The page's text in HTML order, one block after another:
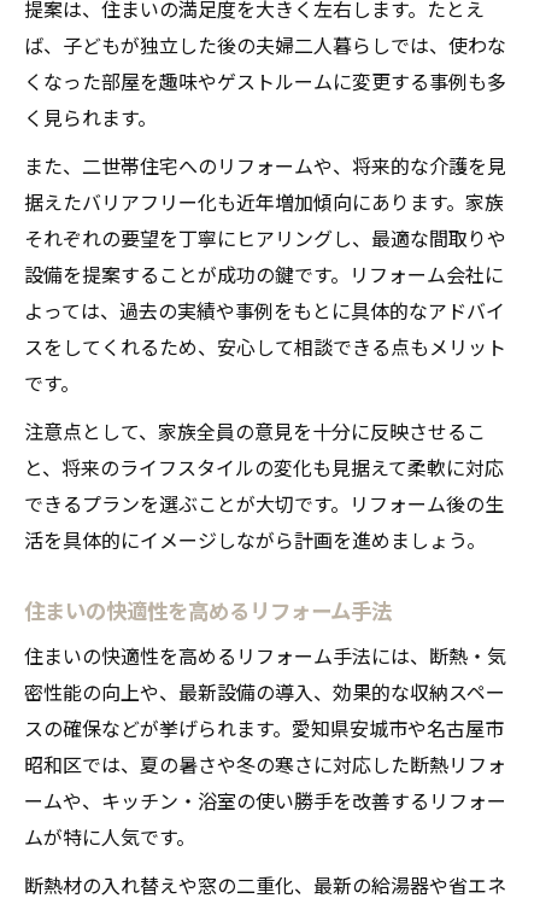
提案は、住まいの満足度を大きく左右します。たとえ
ば、子どもが独立した後の夫婦二人暮らしでは、使わな
くなった部屋を趣味やゲストルームに変更する事例も多
く見られます。
また、二世帯住宅へのリフォームや、将来的な介護を見
据えたバリアフリー化も近年増加傾向にあります。家族
それぞれの要望を丁寧にヒアリングし、最適な間取りや
設備を提案することが成功の鍵です。リフォーム会社に
よっては、過去の実績や事例をもとに具体的なアドバイ
スをしてくれるため、安心して相談できる点もメリット
です。
注意点として、家族全員の意見を十分に反映させるこ
と、将来のライフスタイルの変化も見据えて柔軟に対応
できるプランを選ぶことが大切です。リフォーム後の生
活を具体的にイメージしながら計画を進めましょう。
住まいの快適性を高めるリフォーム手法
住まいの快適性を高めるリフォーム手法には、断熱・気
密性能の向上や、最新設備の導入、効果的な収納スペー
スの確保などが挙げられます。愛知県安城市や名古屋市
昭和区では、夏の暑さや冬の寒さに対応した断熱リフォ
ームや、キッチン・浴室の使い勝手を改善するリフォー
ムが特に人気です。
断熱材の入れ替えや窓の二重化、最新の給湯器や省エネ